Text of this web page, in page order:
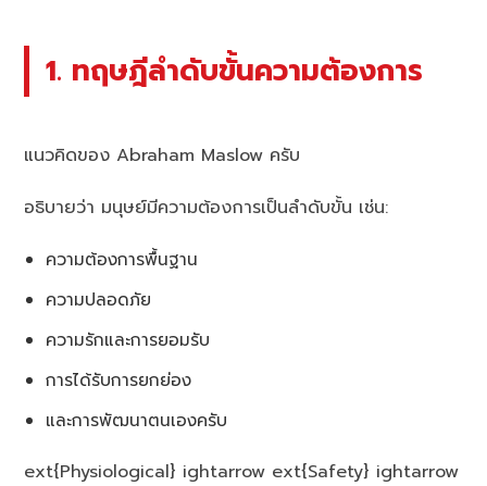
1. ทฤษฎีลำดับขั้นความต้องการ
แนวคิดของ Abraham Maslow ครับ
อธิบายว่า มนุษย์มีความต้องการเป็นลำดับขั้น เช่น:
ความต้องการพื้นฐาน
ความปลอดภัย
ความรักและการยอมรับ
การได้รับการยกย่อง
และการพัฒนาตนเองครับ
ext{Physiological} ightarrow ext{Safety} ightarrow